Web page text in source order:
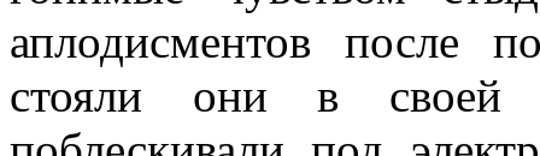
аплодисментов после
стояли они в своей